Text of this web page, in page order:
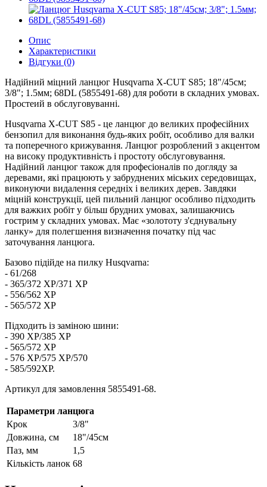
Опис
Характеристики
Відгуки (0)
Надійний міцний ланцюг Husqvarna X-CUT S85; 18"/45см;
3/8"; 1.5мм; 68DL (5855491-68) для роботи в складних умовах.
Простеий в обслуговуванні.
Husqvarna X-CUT S85 - це ланцюг до великих професійних
бензопил для виконання будь-яких робіт, особливо для валки
та поперечного крижування. Ланцюг розроблений з акцентом
на високу продуктивність і простоту обслуговування.
Надійний ланцюг також для професіоналів по догляду за
деревами, які працюють у забруднених міських середовищах,
виконуючи видалення середніх і великих дерев. Завдяки
міцній конструкції, цей пильний ланцюг особливо підходить
для важких робіт у більш брудних умовах, залишаючись
гострим у складних умовах. Має «золототу з'єднувальну
ланку» для полегшення визначення початку під час
заточування ланцюга.
Базово підійде на пилку Husqvarna:
- 61/268
- 365/372 ХР/371 XP
- 556/562 ХР
- 565/572 ХР
Підходить із заміною шини:
- 390 XP/385 XP
- 565/572 ХР
- 576 ХР/575 XP/570
- 585/592XP.
Артикул для замовлення 5855491-68.
Параметри ланцюга
Крок
3/8"
Довжина, см
18"/45см
Паз, мм
1,5
Кількість ланок 68